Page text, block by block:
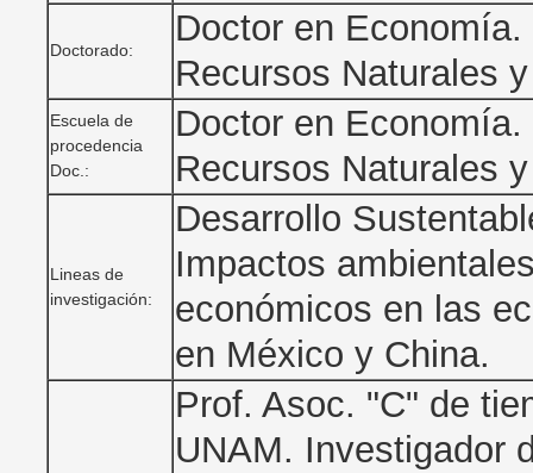
Doctorado:
Doctor en
Recursos Naturales
Escuela de
procedencia
Doc.:
Doctor en
Recursos Naturales
Lineas de
investigación:
Desarrollo
Impactos
económicos en las
en México y China.
Prof. Asoc. "C" de
UNAM. Investigador